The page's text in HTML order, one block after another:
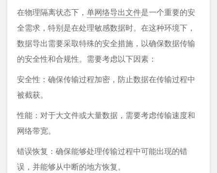
在物理隔离状态下， 单网络导出文件是一个重要的安
全需求，特别是在处理敏感数据时。在这种环境下，
数据导出需要采取特殊的安全措施，以确保数据传输
的安全性和合规性。需要考虑以下因素：
安全性：确保传输过程加密，防止数据在传输过程中
被截获。
性能：对于大文件或大量数据，需要考虑传输速度和
网络带宽。
错误恢复：确保能够处理传输过程中可能出现的错
误，并能够从中断的地方恢复。